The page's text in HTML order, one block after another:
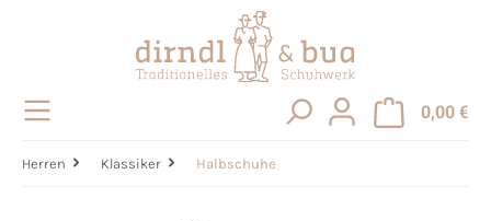
0,00 €
Herren Klassiker Halbschuhe